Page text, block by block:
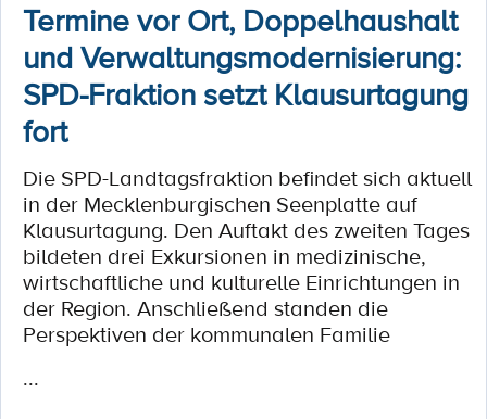
Termine vor Ort, Doppelhaushalt
und Verwaltungsmodernisierung:
SPD-Fraktion setzt Klausurtagung
fort
Die SPD-Landtagsfraktion befindet sich aktuell
in der Mecklenburgischen Seenplatte auf
Klausurtagung. Den Auftakt des zweiten Tages
bildeten drei Exkursionen in medizinische,
wirtschaftliche und kulturelle Einrichtungen in
der Region. Anschließend standen die
Perspektiven der kommunalen Familie
...